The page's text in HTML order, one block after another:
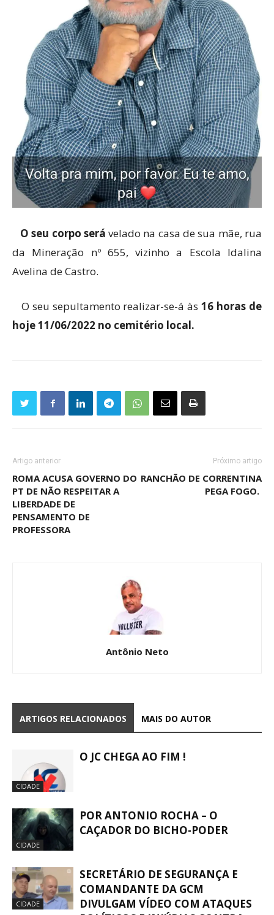
O seu corpo será velado na casa de sua mãe, rua
da Mineração nº 655, vizinho a Escola Idalina
Avelina de Castro.
O seu sepultamento realizar-se-á às16 horas de
hoje 11/06/2022 no cemitério local.
Artigo anterior
ROMA ACUSA GOVERNO DO
PT DE NÃO RESPEITAR A
LIBERDADE DE
PENSAMENTO DE
PROFESSORA
Próximo artigo
RANCHÃO DE CORRENTINA
PEGA FOGO.
Antônio Neto
ARTIGOS RELACIONADOS MAIS DO AUTOR
CIDADE
O JC CHEGA AO FIM !
CIDADE
POR ANTONIO ROCHA – O
CAÇADOR DO BICHO-PODER
CIDADE
SECRETÁRIO DE SEGURANÇA E
COMANDANTE DA GCM
DIVULGAM VÍDEO COM ATAQUES